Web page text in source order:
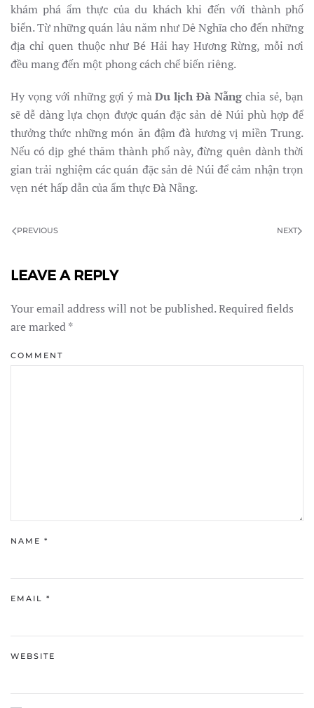
khám phá ẩm thực của du khách khi đến với thành phố
biển. Từ những quán lâu năm như Dê Nghĩa cho đến những
địa chỉ quen thuộc như Bé Hải hay Hương Rừng, mỗi nơi
đều mang đến một phong cách chế biến riêng.
Hy vọng với những gợi ý màDu lịch Đà Nẵng chia sẻ, bạn
sẽ dễ dàng lựa chọn được quán đặc sản dê Núi phù hợp để
thưởng thức những món ăn đậm đà hương vị miền Trung.
Nếu có dịp ghé thăm thành phố này, đừng quên dành thời
gian trải nghiệm các quán đặc sản dê Núi để cảm nhận trọn
vẹn nét hấp dẫn của ẩm thực Đà Nẵng.
PREVIOUS NEXT
LEAVE A REPLY
Your email address will not be published. Required fields
are marked*
COMMENT
NAME *
EMAIL *
WEBSITE